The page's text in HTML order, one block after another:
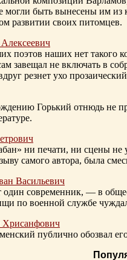
могли быть вынесены им из
развитии своих питомцев.
поэтов наших нет такого
завещал не включать в
резнет ухо
Горький отнюдь не
ни печати, ни сцены
самого автора, была
Васильевич
современник, — в
по военной службе
Хрисанфович
публично обозвал